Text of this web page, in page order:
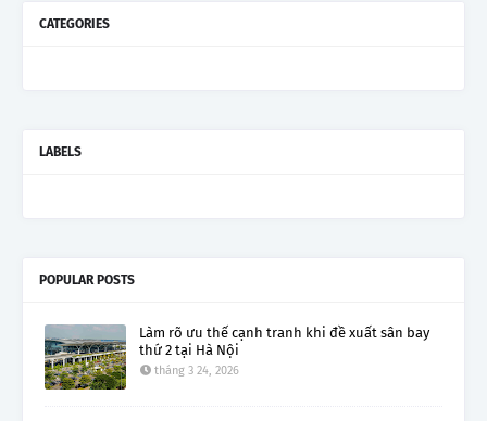
CATEGORIES
LABELS
POPULAR POSTS
Làm rõ ưu thế cạnh tranh khi đề xuất sân bay
thứ 2 tại Hà Nội
tháng 3 24, 2026